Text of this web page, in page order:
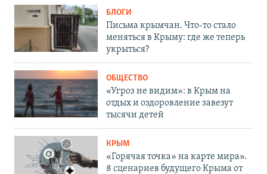
БЛОГИ
Письма крымчан. Что-то стало
меняться в Крыму: где же теперь
укрыться?
ОБЩЕСТВО
«Угроз не видим»: в Крым на
отдых и оздоровление завезут
тысячи детей
КРЫМ
«Горячая точка» на карте мира».
8 сценариев будущего Крыма от